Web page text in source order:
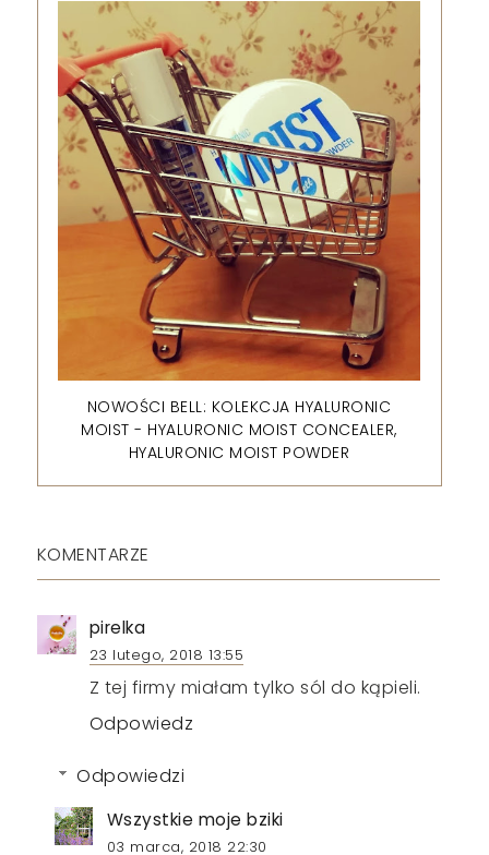
NOWOŚCI BELL: KOLEKCJA HYALURONIC
MOIST - HYALURONIC MOIST CONCEALER,
HYALURONIC MOIST POWDER
KOMENTARZE
pirelka
23 lutego, 2018 13:55
Z tej firmy miałam tylko sól do kąpieli.
Odpowiedz
Odpowiedzi
Wszystkie moje bziki
03 marca, 2018 22:30